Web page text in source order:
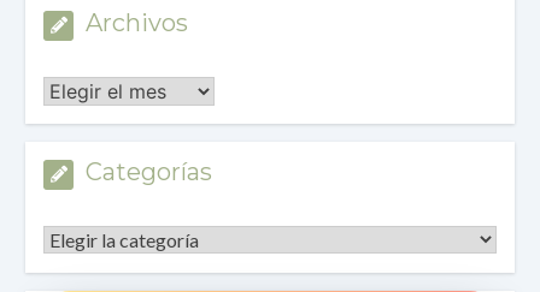
Archivos
Archivos
Categorías
Categorías